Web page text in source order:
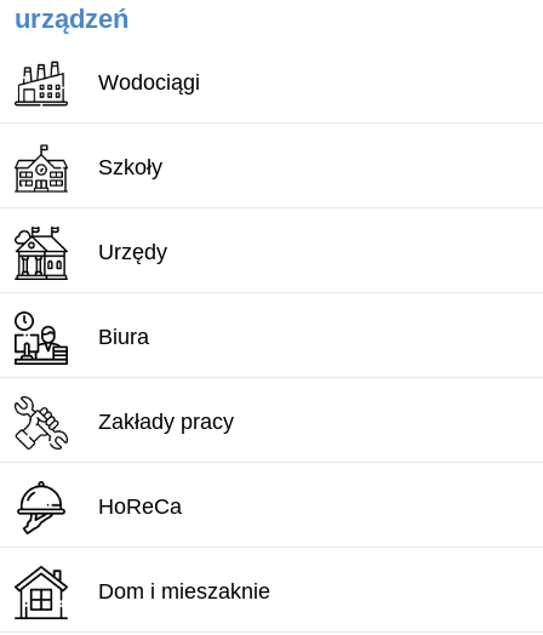
urządzeń
Wodociągi
Szkoły
Urzędy
Biura
Zakłady pracy
HoReCa
Dom i mieszaknie